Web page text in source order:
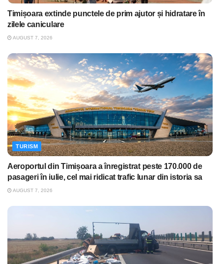
Timișoara extinde punctele de prim ajutor și hidratare în
zilele caniculare
AUGUST 7, 2026
TURISM
Aeroportul din Timișoara a înregistrat peste 170.000 de
pasageri în iulie, cel mai ridicat trafic lunar din istoria sa
AUGUST 7, 2026